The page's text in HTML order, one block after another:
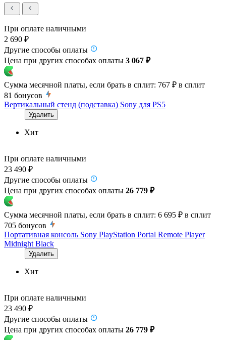
При оплате наличными
2 690 ₽
Другие способы оплаты
Цена при других способах оплаты 3 067 ₽
Сумма месячной платы, если брать в сплит: 767 ₽ в сплит
81 бонусов
Вертикальный стенд (подставка) Sony для PS5
Удалить
Хит
При оплате наличными
23 490 ₽
Другие способы оплаты
Цена при других способах оплаты 26 779 ₽
Сумма месячной платы, если брать в сплит: 6 695 ₽ в сплит
705 бонусов
Портативная консоль Sony PlayStation Portal Remote Player
Midnight Black
Удалить
Хит
При оплате наличными
23 490 ₽
Другие способы оплаты
Цена при других способах оплаты 26 779 ₽